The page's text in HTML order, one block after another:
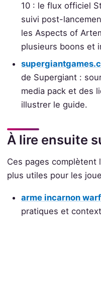
10 : le flux officiel
suivi post-
les Aspects of
plusieurs boons et
de Supergiant :
media pack et des
illustrer le guide.
À lire ensuite
Ces pages complètent
plus utiles pour les
arme incarnon
pratiques et